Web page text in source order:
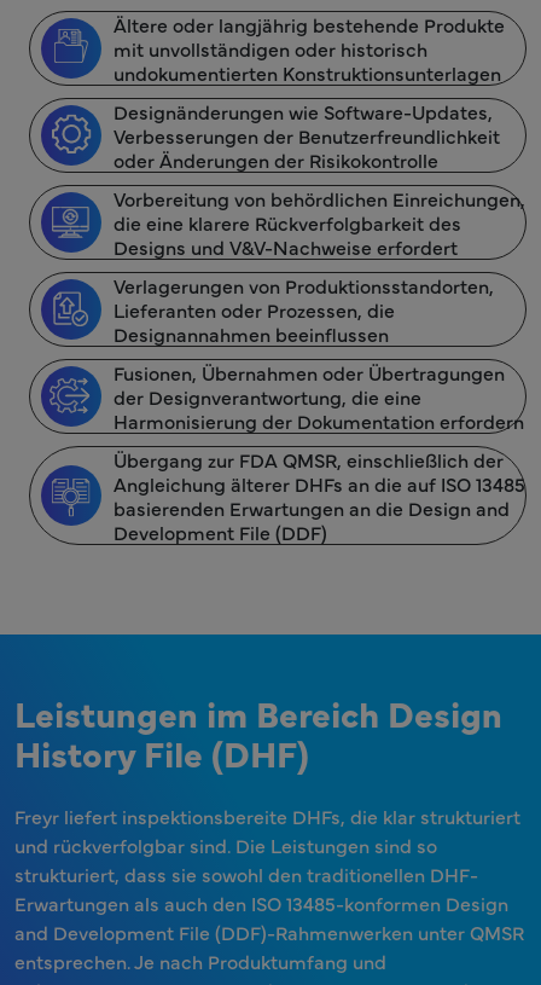
Ältere oder langjährig bestehende Produkte
mit unvollständigen oder historisch
undokumentierten Konstruktionsunterlagen
Designänderungen wie Software-Updates,
Verbesserungen der Benutzerfreundlichkeit
oder Änderungen der Risikokontrolle
Vorbereitung von behördlichen Einreichungen,
die eine klarere Rückverfolgbarkeit des
Designs und V&V-Nachweise erfordert
Verlagerungen von Produktionsstandorten,
Lieferanten oder Prozessen, die
Designannahmen beeinflussen
Fusionen, Übernahmen oder Übertragungen
der Designverantwortung, die eine
Harmonisierung der Dokumentation erfordern
Übergang zur FDA QMSR, einschließlich der
Angleichung älterer DHFs an die auf ISO 13485
basierenden Erwartungen an die Design and
Development File (DDF)
Leistungen im Bereich Design
History File (DHF)
Freyr liefert inspektionsbereite DHFs, die klar strukturiert
und rückverfolgbar sind. Die Leistungen sind so
strukturiert, dass sie sowohl den traditionellen DHF-
Erwartungen als auch den ISO 13485-konformen Design
and Development File (DDF)-Rahmenwerken unter QMSR
entsprechen. Je nach Produktumfang und